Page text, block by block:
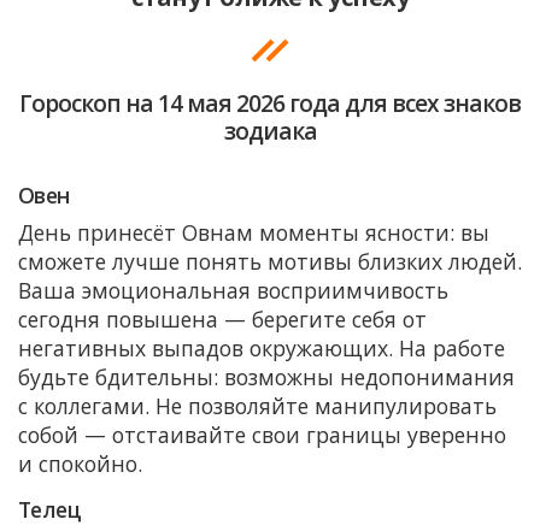
Гороскоп на 14 мая 2026 года для всех знаков
зодиака
Овен
День принесёт Овнам моменты ясности: вы
сможете лучше понять мотивы близких людей.
Ваша эмоциональная восприимчивость
сегодня повышена — берегите себя от
негативных выпадов окружающих. На работе
будьте бдительны: возможны недопонимания
с коллегами. Не позволяйте манипулировать
собой — отстаивайте свои границы уверенно
и спокойно.
Телец